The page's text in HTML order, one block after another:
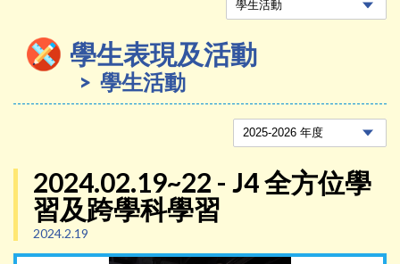
學生表現及活動
學生活動
2024.02.19~22 - J4 全方位學
習及跨學科學習
2024.2.19